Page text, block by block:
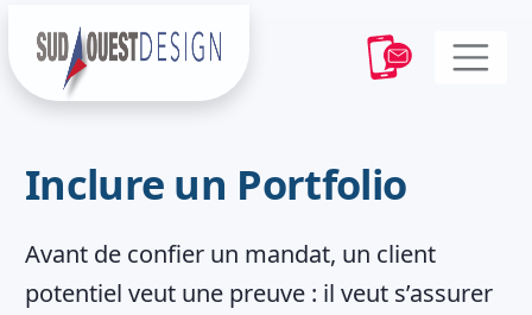
Inclure un Portfolio
Avant de confier un mandat, un client
potentiel veut une preuve : il veut s’assurer